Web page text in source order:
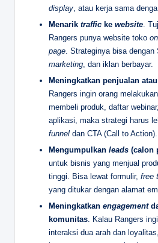
display , atau kerja sama
Menarik traffic ke website .
Rangers punya website toko
page . Strateginya bisa dengan
marketing , dan iklan berbayar.
Meningkatkan penjualan
Rangers ingin orang
membeli produk, daftar
aplikasi, maka strategi harus
funnel dan CTA (Call to Action).
Mengumpulkan leads (calon
untuk bisnis yang menjual
tinggi. Bisa lewat formulir, free
yang ditukar dengan alamat
Meningkatkan engagement
komunitas. Kalau Rangers
interaksi dua arah dan